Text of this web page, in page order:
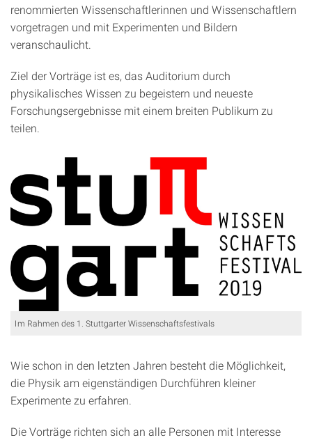
renommierten Wissenschaftlerinnen und Wissenschaftlern
vorgetragen und mit Experimenten und Bildern
veranschaulicht.
Ziel der Vorträge ist es, das Auditorium durch
physikalisches Wissen zu begeistern und neueste
Forschungsergebnisse mit einem breiten Publikum zu
teilen.
Im Rahmen des 1. Stuttgarter Wissenschaftsfestivals
Wie schon in den letzten Jahren besteht die Möglichkeit,
die Physik am eigenständigen Durchführen kleiner
Experimente zu erfahren.
Die Vorträge richten sich an alle Personen mit Interesse